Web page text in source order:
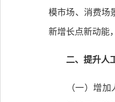
模市场、消费场
新增长点新动能
二、提升人工
（一）增加人